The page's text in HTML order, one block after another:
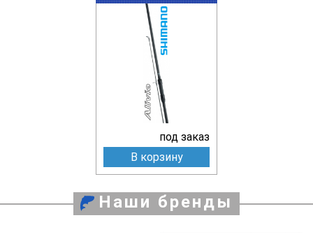
под заказ
В корзину
Наши бренды